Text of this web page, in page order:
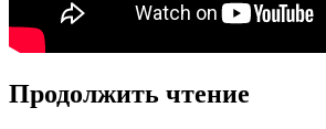
Продолжить чтение